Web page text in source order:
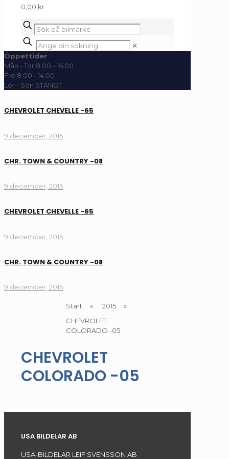
0,00 kr
✕
Öppettider
Mån - Tor 8.00 - 16.00
Fre 8.00 - 14.00
Lör - Sön STÄNGT
CHEVROLET CHEVELLE -65
9 december, 2015
CHR. TOWN & COUNTRY -08
9 december, 2015
CHEVROLET CHEVELLE -65
9 december, 2015
CHR. TOWN & COUNTRY -08
9 december, 2015
Start » 2015
»
CHEVROLET
COLORADO -05
CHEVROLET
COLORADO -05
USA BILDELAR AB
USA-BILDELAR LEIF SVENSSON AB